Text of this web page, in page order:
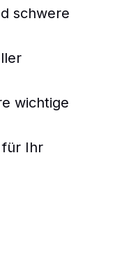
schwere
wichtige
für Ihr